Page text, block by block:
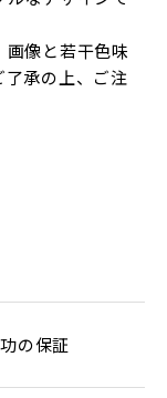
像と若干色味
承の上、ご注
の保証